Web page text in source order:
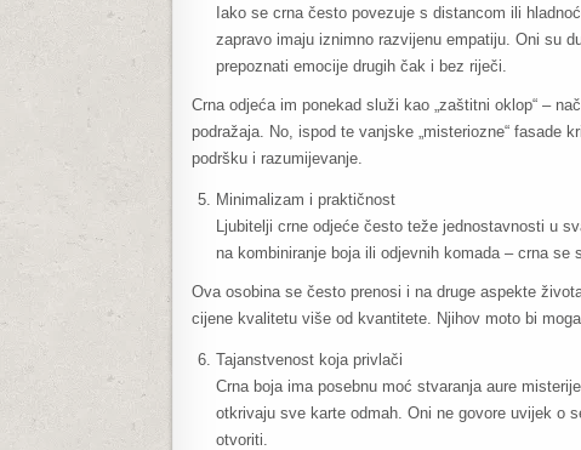
Iako se crna često povezuje s distancom ili
zapravo imaju iznimno razvijenu empatiju. Oni su
prepoznati emocije drugih čak i bez riječi.
Crna odjeća im ponekad služi kao „zaštitni oklop“ –
podražaja. No, ispod te vanjske „misteriozne“ fasade
podršku i razumijevanje.
Minimalizam i praktičnost
Ljubitelji crne odjeće često teže jednostavnosti u
na kombiniranje boja ili odjevnih komada – crna se
Ova osobina se često prenosi i na druge aspekte
cijene kvalitetu više od kvantitete. Njihov moto bi
Tajanstvenost koja privlači
Crna boja ima posebnu moć stvaranja aure
otkrivaju sve karte odmah. Oni ne govore uvijek o
otvoriti.